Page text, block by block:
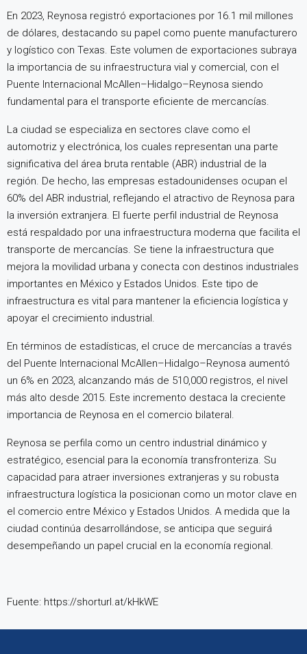
En 2023, Reynosa registró exportaciones por 16.1 mil millones
de dólares, destacando su papel como puente manufacturero
y logístico con Texas. Este volumen de exportaciones subraya
la importancia de su infraestructura vial y comercial, con el
Puente Internacional McAllen–Hidalgo–Reynosa siendo
fundamental para el transporte eficiente de mercancías.
La ciudad se especializa en sectores clave como el
automotriz y electrónica, los cuales representan una parte
significativa del área bruta rentable (ABR) industrial de la
región. De hecho, las empresas estadounidenses ocupan el
60% del ABR industrial, reflejando el atractivo de Reynosa para
la inversión extranjera. El fuerte perfil industrial de Reynosa
está respaldado por una infraestructura moderna que facilita el
transporte de mercancías. Se tiene la infraestructura que
mejora la movilidad urbana y conecta con destinos industriales
importantes en México y Estados Unidos. Este tipo de
infraestructura es vital para mantener la eficiencia logística y
apoyar el crecimiento industrial.
En términos de estadísticas, el cruce de mercancías a través
del Puente Internacional McAllen–Hidalgo–Reynosa aumentó
un 6% en 2023, alcanzando más de 510,000 registros, el nivel
más alto desde 2015. Este incremento destaca la creciente
importancia de Reynosa en el comercio bilateral.
Reynosa se perfila como un centro industrial dinámico y
estratégico, esencial para la economía transfronteriza. Su
capacidad para atraer inversiones extranjeras y su robusta
infraestructura logística la posicionan como un motor clave en
el comercio entre México y Estados Unidos. A medida que la
ciudad continúa desarrollándose, se anticipa que seguirá
desempeñando un papel crucial en la economía regional.
Fuente: https://shorturl.at/kHkWE